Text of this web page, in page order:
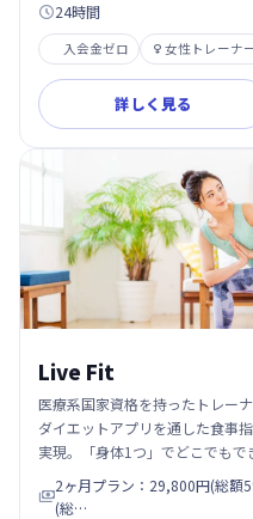
24時間
入会金ゼロ  女性トレーナ
詳しく見る
Live Fit
医療系国家資格を持ったトレー
ダイエットアプリを通した食事
実現。「身体1つ」でどこでも

2ヶ月プラン：29,800円(総額
(総…